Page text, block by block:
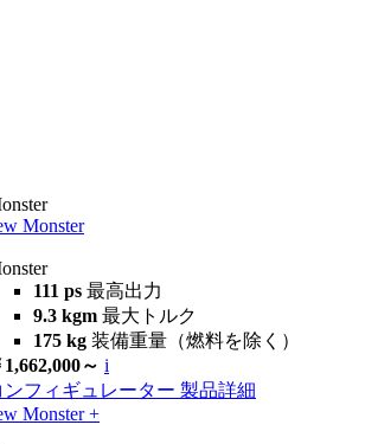
Monster
111 ps 最高出力
9.3 kgm 最大トルク
175 kg 装備重量（燃料を除く）
1,662,000～ i
ンフィギュレーター 製品詳細
Monster +